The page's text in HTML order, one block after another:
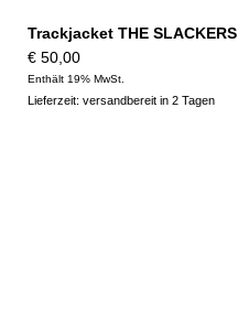
Trackjacket THE SLACKERS
€50,00
Enthält 19% MwSt.
Lieferzeit: versandbereit in 2 Tagen